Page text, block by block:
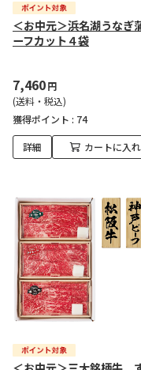
＜お中元＞浜名湖うなぎ
ーフカット４袋
7,460円
(送料・税込)
獲得ポイント : 74
詳細 カートに入